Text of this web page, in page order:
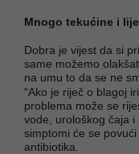
Mnogo tekućine i
Dobra je vijest da si
same možemo
na umu to da se ne
“Ako je riječ o blagoj
problema može se
vode, urološkog čaja i
simptomi će se
antibiotika.